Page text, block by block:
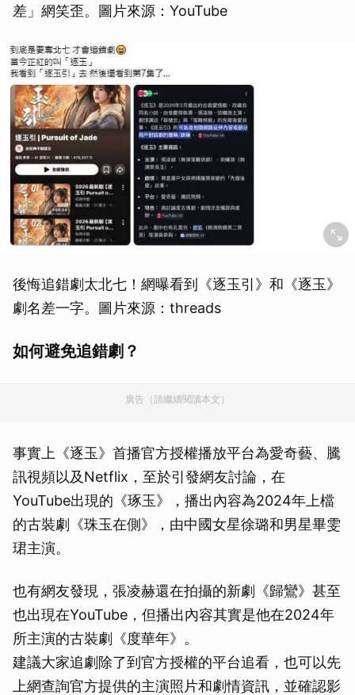
差」網笑歪。圖片來源：YouTube
後悔追錯劇太北七！網曝看到《逐玉引》和《逐玉》
劇名差一字。圖片來源：threads
如何避免追錯劇？
廣告（請繼續閱讀本文）
事實上《逐玉》首播官方授權播放平台為愛奇藝、騰
訊視頻以及Netflix，至於引發網友討論，在
YouTube出現的《琢玉》，播出內容為2024年上檔
的古裝劇《珠玉在側》，由中國女星徐璐和男星畢雯
珺主演。
也有網友發現，張凌赫還在拍攝的新劇《歸鸞》甚至
也出現在YouTube，但播出內容其實是他在2024年
所主演的古裝劇《度華年》。
建議大家追劇除了到官方授權的平台追看，也可以先
上網查詢官方提供的主演照片和劇情資訊，並確認影